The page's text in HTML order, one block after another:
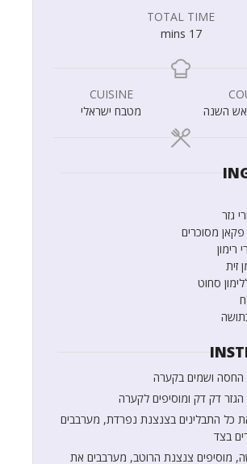
TOTAL TIME
17
mins
השנה
CUISINE
מטבח ישראלי
גזר
פקאן מסוכרים
רימון
זית
סחוט
החסה ושמים בקערה
דק דק ומוסיפים לקערה
כל התבלינים בצנצנת נפרדת, מערבבים
בצד
מוסיפים צנצנת הרוטב, מערבבים את